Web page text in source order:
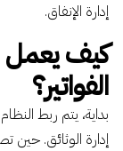
إدارة الإنفاق.
كيف يعمل
الفواتير؟
بداية، يتم ربط
إدارة الوثائق. حين